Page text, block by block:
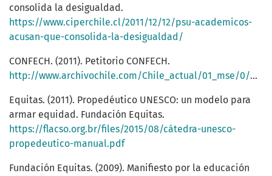
consolida la desigualdad.
https://www.ciperchile.cl/2011/12/12/psu-academicos-
acusan-que-consolida-la-desigualdad/
CONFECH. (2011). Petitorio CONFECH.
http://www.archivochile.com/Chile_actual/01_mse/0/MSE0_0002.pdf
Equitas. (2011). Propedéutico UNESCO: un modelo para
armar equidad. Fundación Equitas.
https://flacso.org.br/files/2015/08/cátedra-unesco-
propedeutico-manual.pdf
Fundación Equitas. (2009). Manifiesto por la educación